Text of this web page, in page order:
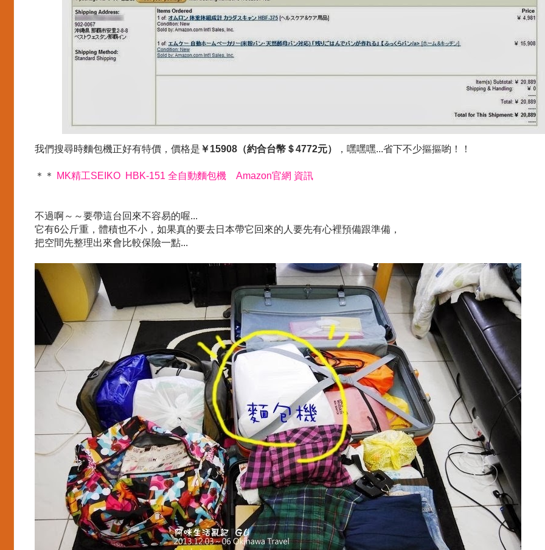
我們搜尋時麵包機正好有特價，價格是 ￥15908（約合台幣＄4772元） ，嘿嘿嘿...省下不少摳摳喲！！
＊＊ MK精工SEIKO HBK-151 全自動麵包機 Amazon官網 資訊
不過啊～～要帶這台回來不容易的喔...
它有6公斤重，體積也不小，如果真的要去日本帶它回來的人要先有心裡預備跟準備，
把空間先整理出來會比較保險一點...